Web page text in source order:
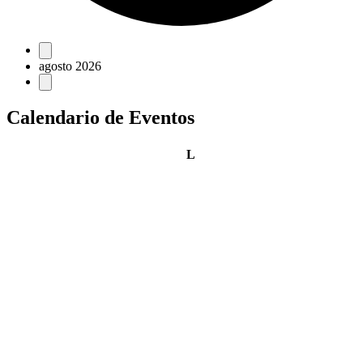
Eventos
agosto 2026
Calendario de Eventos
Llunes